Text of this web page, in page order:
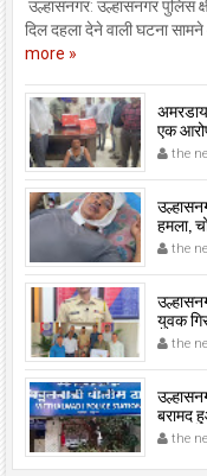
उल्हासनगर: उल्हासनगर
दिल दहला देने वाली घटना
more »
एक
आरोपी
आभूषण
the
हमला,
रूप से
the
युवक
जप्त,
पोलीस
the
बरामद
the